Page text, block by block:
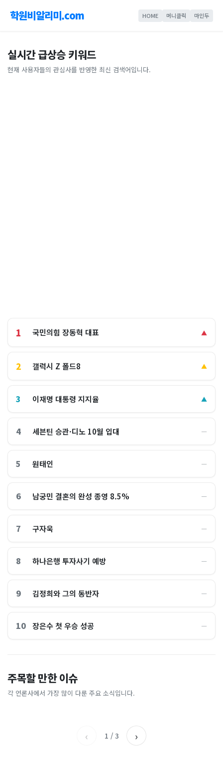
학원비알리미.com HOME 머니클릭 마인두
실시간 급상승 키워드
현재 사용자들의 관심사를 반영한 최신 검색어입니다.
1 국민의힘 장동혁 대표 ▲
2 갤럭시 Z 폴드8 ▲
3 이재명 대통령 지지율 ▲
4 세븐틴 승관·디노 10월 입대 ―
5 원태인 ―
6 남궁민 결혼의 완성 종영 8.5% ―
7 구자욱 ―
8 하나은행 투자사기 예방 ―
9 김정희와 그의 동반자 ―
10 장은수 첫 우승 성공 ―
주목할 만한 이슈
각 언론사에서 가장 많이 다룬 주요 소식입니다.
"삼성전자, 지금 당장 사
라"…200조 '역대급 호재' 예
고에 들썩
한국경제
들 국민일보
돌핀에 마천루도 ‘흔들’…진
동 감쇄기까지 작동했다 [현장
고?”…알고 보니 ‘이 운동’이
‹ 1 / 3 ›